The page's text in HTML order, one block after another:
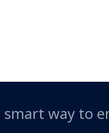
smart way to